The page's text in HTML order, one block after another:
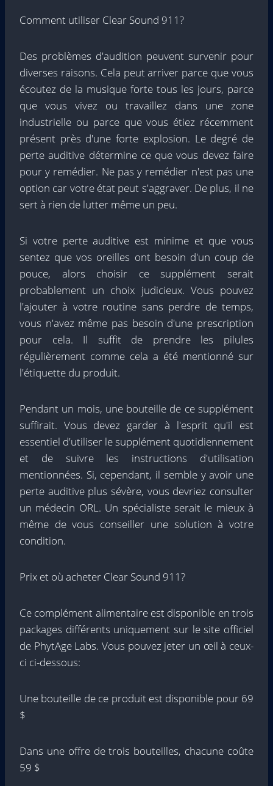
Comment utiliser Clear Sound 911?
Des problèmes d'audition peuvent survenir pour
diverses raisons. Cela peut arriver parce que vous
écoutez de la musique forte tous les jours, parce
que vous vivez ou travaillez dans une zone
industrielle ou parce que vous étiez récemment
présent près d'une forte explosion. Le degré de
perte auditive détermine ce que vous devez faire
pour y remédier. Ne pas y remédier n'est pas une
option car votre état peut s'aggraver. De plus, il ne
sert à rien de lutter même un peu.
Si votre perte auditive est minime et que vous
sentez que vos oreilles ont besoin d'un coup de
pouce, alors choisir ce supplément serait
probablement un choix judicieux. Vous pouvez
l'ajouter à votre routine sans perdre de temps,
vous n'avez même pas besoin d'une prescription
pour cela. Il suffit de prendre les pilules
régulièrement comme cela a été mentionné sur
l'étiquette du produit.
Pendant un mois, une bouteille de ce supplément
suffirait. Vous devez garder à l'esprit qu'il est
essentiel d'utiliser le supplément quotidiennement
et de suivre les instructions d'utilisation
mentionnées. Si, cependant, il semble y avoir une
perte auditive plus sévère, vous devriez consulter
un médecin ORL. Un spécialiste serait le mieux à
même de vous conseiller une solution à votre
condition.
Prix ​​et où acheter Clear Sound 911?
Ce complément alimentaire est disponible en trois
packages différents uniquement sur le site officiel
de PhytAge Labs. Vous pouvez jeter un œil à ceux-
ci ci-dessous:
Une bouteille de ce produit est disponible pour 69
$
Dans une offre de trois bouteilles, chacune coûte
59 $